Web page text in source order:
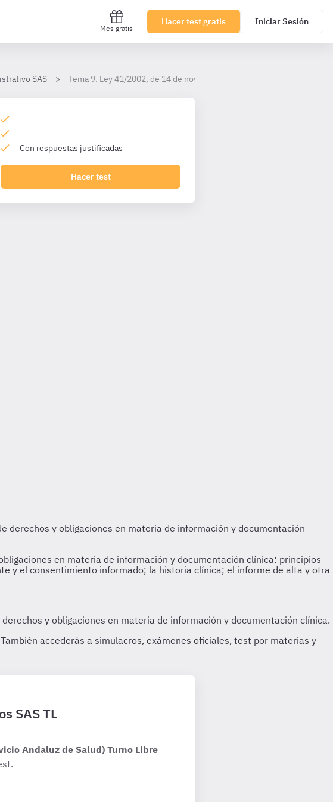
Mes gratis
Hacer test gratis Iniciar Sesión
SAS Tema 9. Ley 41/2002, de 14 de noviembre, básica reguladora de la
Con respuestas justificadas
Hacer test
SAS TL
Andaluz de Salud) Turno Libre